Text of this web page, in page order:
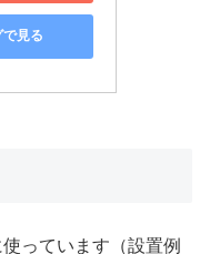
見る
っています（設置例